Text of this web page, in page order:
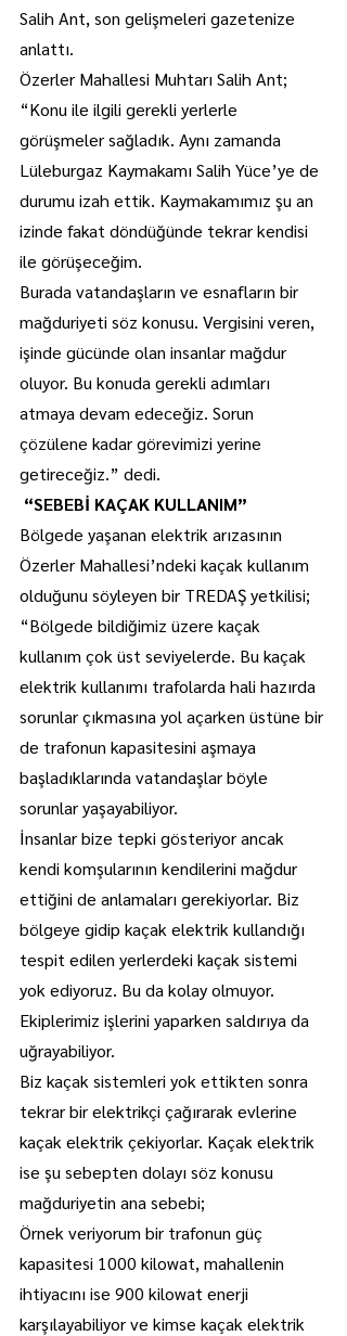
Salih Ant, son gelişmeleri gazetenize
anlattı.
Özerler Mahallesi Muhtarı Salih Ant;
“Konu ile ilgili gerekli yerlerle
görüşmeler sağladık. Aynı zamanda
Lüleburgaz Kaymakamı Salih Yüce’ye de
durumu izah ettik. Kaymakamımız şu an
izinde fakat döndüğünde tekrar kendisi
ile görüşeceğim.
Burada vatandaşların ve esnafların bir
mağduriyeti söz konusu. Vergisini veren,
işinde gücünde olan insanlar mağdur
oluyor. Bu konuda gerekli adımları
atmaya devam edeceğiz. Sorun
çözülene kadar görevimizi yerine
getireceğiz.” dedi.
“SEBEBİ KAÇAK KULLANIM”
Bölgede yaşanan elektrik arızasının
Özerler Mahallesi’ndeki kaçak kullanım
olduğunu söyleyen bir TREDAŞ yetkilisi;
“Bölgede bildiğimiz üzere kaçak
kullanım çok üst seviyelerde. Bu kaçak
elektrik kullanımı trafolarda hali hazırda
sorunlar çıkmasına yol açarken üstüne bir
de trafonun kapasitesini aşmaya
başladıklarında vatandaşlar böyle
sorunlar yaşayabiliyor.
İnsanlar bize tepki gösteriyor ancak
kendi komşularının kendilerini mağdur
ettiğini de anlamaları gerekiyorlar. Biz
bölgeye gidip kaçak elektrik kullandığı
tespit edilen yerlerdeki kaçak sistemi
yok ediyoruz. Bu da kolay olmuyor.
Ekiplerimiz işlerini yaparken saldırıya da
uğrayabiliyor.
Biz kaçak sistemleri yok ettikten sonra
tekrar bir elektrikçi çağırarak evlerine
kaçak elektrik çekiyorlar. Kaçak elektrik
ise şu sebepten dolayı söz konusu
mağduriyetin ana sebebi;
Örnek veriyorum bir trafonun güç
kapasitesi 1000 kilowat, mahallenin
ihtiyacını ise 900 kilowat enerji
karşılayabiliyor ve kimse kaçak elektrik